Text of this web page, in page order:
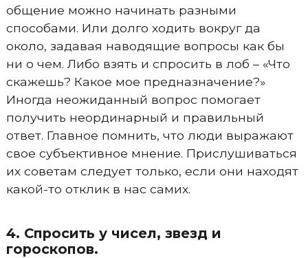
общение можно начинать разными
способами. Или долго ходить вокруг да
около, задавая наводящие вопросы как бы
ни о чем. Либо взять и спросить в лоб – «Что
скажешь? Какое мое предназначение?»
Иногда неожиданный вопрос помогает
получить неординарный и правильный
ответ. Главное помнить, что люди выражают
свое субъективное мнение. Прислушиваться
их советам следует только, если они находят
какой-то отклик в нас самих.
4. Спросить у чисел, звезд и
гороскопов.